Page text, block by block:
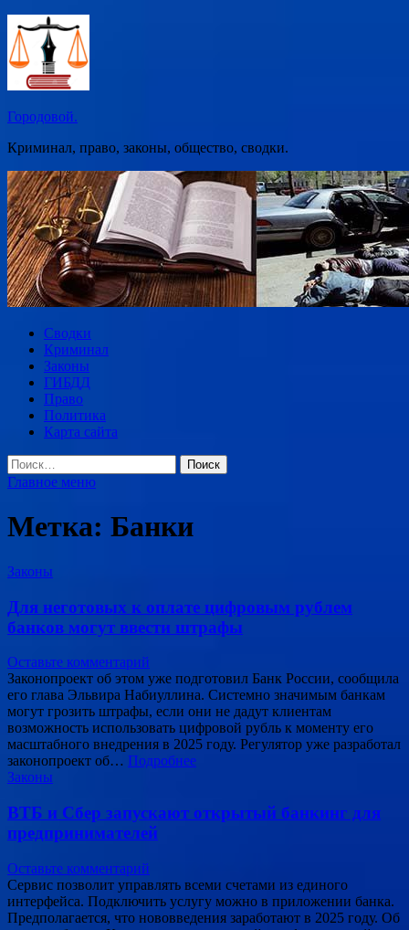
Перейти
содержимому
Городовой.
Криминал, право, законы, общество, сводки.
Сводки
Криминал
Законы
ГИБДД
Право
Политика
Карта сайта
Найти:
Главное меню
Метка: Банки
Законы
Для неготовых к оплате цифровым рублем
банков могут ввести штрафы
Оставьте комментарий
Законопроект об этом уже подготовил Банк России, сообщила
его глава Эльвира Набиуллина. Системно значимым банкам
могут грозить штрафы, если они не дадут клиентам
возможность использовать цифровой рубль к моменту его
масштабного внедрения в 2025 году. Регулятор уже разработал
законопроект об… Подробнее
Законы
ВТБ и Сбер запускают открытый банкинг для
предпринимателей
Оставьте комментарий
Сервис позволит управлять всеми счетами из единого
интерфейса. Подключить услугу можно в приложении банка.
Предполагается, что нововведения заработают в 2025 году. Об